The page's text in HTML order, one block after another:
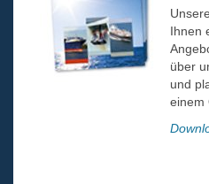
Ihnen
über
und
einem